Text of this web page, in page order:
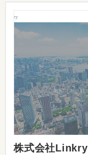
株式会社Linkry